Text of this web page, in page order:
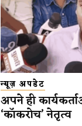
न्यूज़ अपडेट
अपने ही
‘कॉकरोच’ नेतृत्व